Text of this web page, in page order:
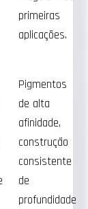
primeiras
aplicações.
Pigmentos
de alta
afinidade,
construção
consistente
de
profundidade